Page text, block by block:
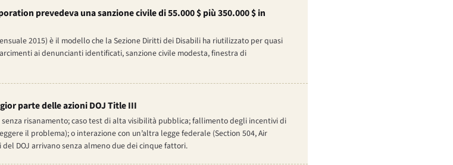
prevedeva una sanzione civile di 55.000 $ più 350.000 $ in
2015) è il modello che la Sezione Diritti dei Disabili ha riutilizzato per quasi
ai denuncianti identificati, sanzione civile modesta, finestra di
parte delle azioni DOJ Title III
risanamento; caso test di alta visibilità pubblica; fallimento degli incentivi di
il problema); o interazione con un’altra legge federale (Section 504, Air
DOJ arrivano senza almeno due dei cinque fattori.